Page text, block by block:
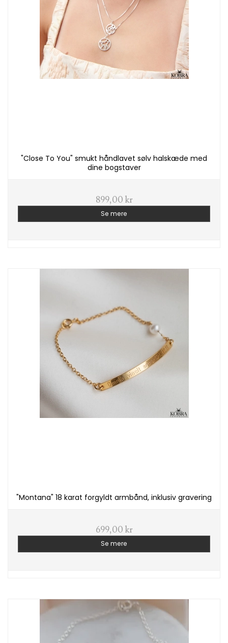
"Close To You" smukt håndlavet sølv halskæde med
dine bogstaver
899,00 kr
Se mere
"Montana" 18 karat forgyldt armbånd, inklusiv gravering
699,00 kr
Se mere